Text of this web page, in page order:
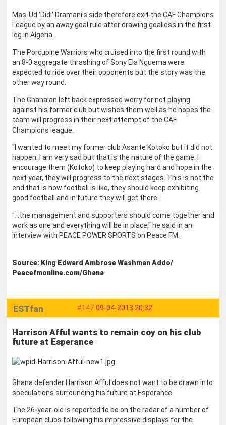
Mas-Ud 'Didi' Dramani's side therefore exit the CAF Champions
League by an away goal rule after drawing goalless in the first
leg in Algeria.
The Porcupine Warriors who cruised into the first round with
an 8-0 aggregate thrashing of Sony Ela Nguema were
expected to ride over their opponents but the story was the
other way round.
The Ghanaian left back expressed worry for not playing
against his former club but wishes them well as he hopes the
team will progress in their next attempt of the CAF
Champions league.
"I wanted to meet my former club Asante Kotoko but it did not
happen. I am very sad but that is the nature of the game. I
encourage them (Kotoko) to keep playing hard and hope in the
next year, they will progress to the next stages. This is not the
end that is how football is like, they should keep exhibiting
good football and in future they will get there."
"…the management and supporters should come together and
work as one and everything will be in place," he said in an
interview with PEACE POWER SPORTS on Peace FM.
Source: King Edward Ambrose Washman Addo/
Peacefmonline.com/Ghana
#147 09-04-2013 20:32
ESTfan
Harrison Afful wants to remain coy on his club
future at Esperance
Ghana defender Harrison Afful does not want to be drawn into
speculations surrounding his future at Esperance.
The 26-year-old is reported to be on the radar of a number of
European clubs following his impressive displays for the